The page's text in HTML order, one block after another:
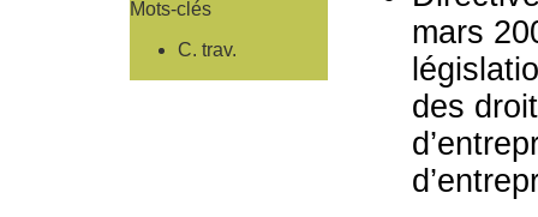
mars
des
Mots-clés
C. trav.